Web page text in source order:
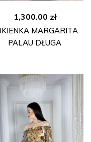
1,300.00 zł
MARGARITA
PALAU DŁUGA